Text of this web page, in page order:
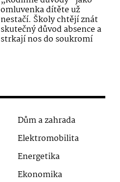
omluvenka dítěte už
nestačí. Školy chtějí znát
skutečný důvod absence a
strkají nos do soukromí
Dům a zahrada
Elektromobilita
Energetika
Ekonomika